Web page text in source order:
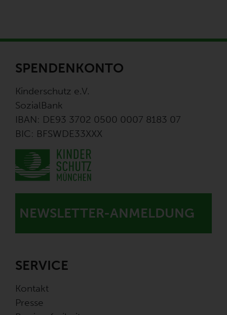
SPENDENKONTO
Kinderschutz e.V.
SozialBank
IBAN: DE93 3702 0500 0007 8183 07
BIC: BFSWDE33XXX
NEWSLETTER-ANMELDUNG
SERVICE
Kontakt
Presse